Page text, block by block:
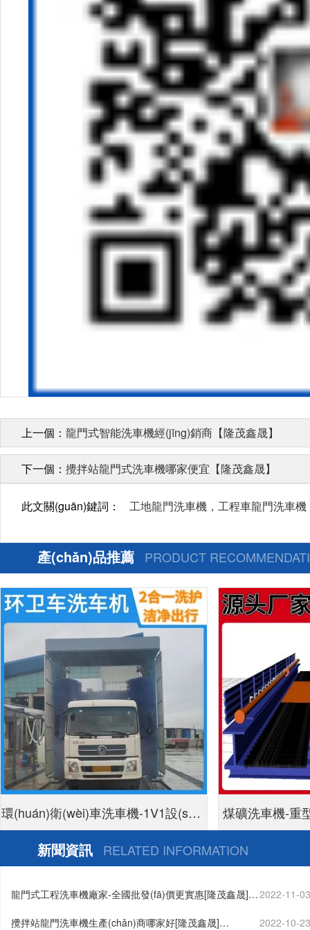
上一個： 龍門式智能洗車機經(jīng)銷商【隆茂鑫晟】
下一個： 攪拌站龍門式洗車機哪家便宜【隆茂鑫晟】
此文關(guān)鍵詞： 工地龍門洗車機，工程車龍門洗車
產(chǎn)品推薦 PRODUCT
環(huán)衛(wèi)車洗車機-1V1設(shè)
計方案定制生產(chǎn)[隆茂鑫晟]
煤礦洗車機-重
新聞資訊 RELATED INFORMATION
龍門式工程洗車機廠家-全國批發(fā)價更實惠[隆茂鑫晟]…2022-11-
攪拌站龍門洗車機生產(chǎn)商哪家好[隆茂鑫晟]… 2022-10-